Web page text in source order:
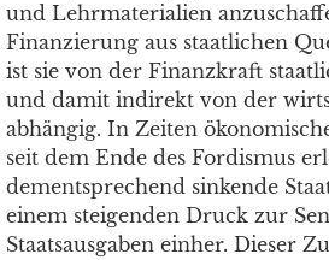
und Lehrmaterialien
Finanzierung aus staatlichen
ist sie von der Finanzkraft
und damit indirekt von der
abhängig. In Zeiten
seit dem Ende des Fordismus
dementsprechend sinkende
einem steigenden Druck zur
Staatsausgaben einher. Dieser